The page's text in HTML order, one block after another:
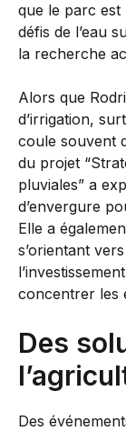
que le parc
défis de l’eau
la recherche
Alors que
d’irrigation,
coule souvent
du projet
pluviales” a
d’envergure
Elle a
s’orientant
concentrer les
Des
Des